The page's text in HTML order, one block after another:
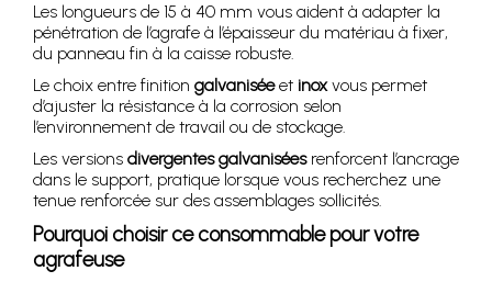
Les longueurs de 15 à 40 mm vous aident à adapter la
pénétration de l’agrafe à l’épaisseur du matériau à fixer,
du panneau fin à la caisse robuste.
Le choix entre finition galvaniséeet inoxvous permet
d’ajuster la résistance à la corrosion selon
l’environnement de travail ou de stockage.
Les versions divergentes galvaniséesrenforcent l’ancrage
dans le support, pratique lorsque vous recherchez une
tenue renforcée sur des assemblages sollicités.
Pourquoi choisir ce consommable pour votre
agrafeuse